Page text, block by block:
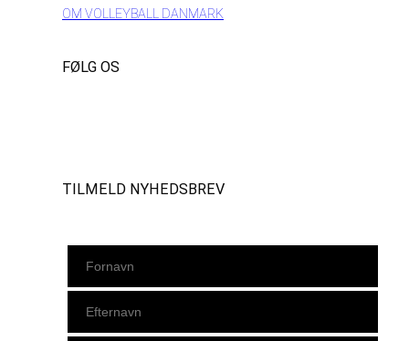
OM VOLLEYBALL DANMARK
FØLG OS
TILMELD NYHEDSBREV